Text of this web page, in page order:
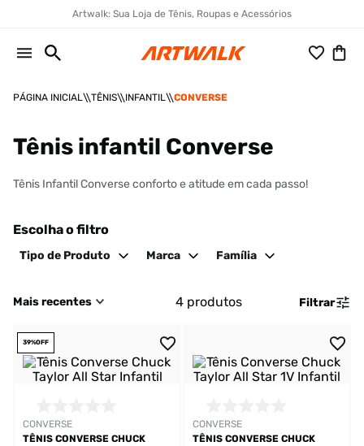
Artwalk: Sua Loja de Tênis, Roupas e Acessórios
TÊNIS INFANTIL CONVERSE
Tênis infantil Converse
Tênis Infantil Converse conforto e atitude em cada passo!
Escolha o filtro
Tipo de Produto Marca Família
Mais recentes 4 produtos Filtrar
39%OFF
CONVERSE
TÊNIS CONVERSE CHUCK
CONVERSE
TÊNIS CONVERSE CHUCK